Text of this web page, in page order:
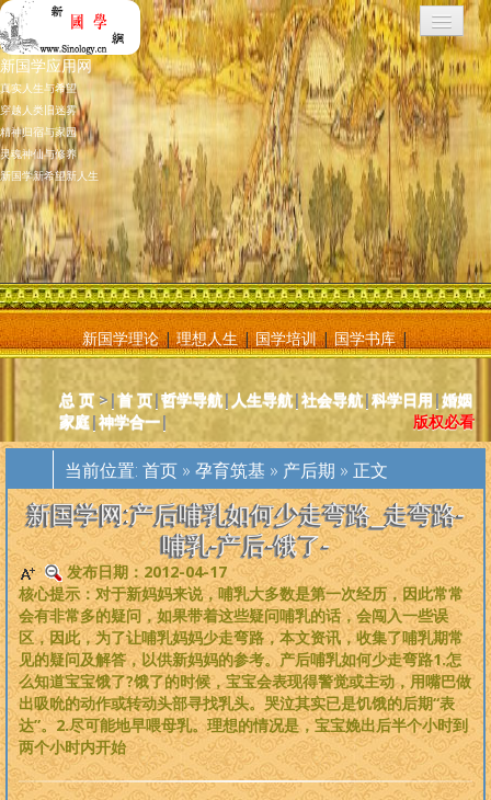
新国学应用网
真实人生与希望
穿越人类旧迷雾
精神归宿与家园
灵魂神仙与修养
新国学新希望新人生
新国学理论|理想人生|国学培训|国学书库|
新国学应用网是将新国学理论付诸应用的地方，新国学理论及其核心
基元学十分庞大复杂，特别是社会学部分和自然科学部分对于大多数
人而言因基础知识不够而难以理解。新国学应用网则将复杂的原理和
逻辑，简化为相对易懂和利于人们日常使用的内容方法。主要分为人
体人生、宗教、神灵、社会常识和科学常识。现在，新国学理论已经
是一个非常完备、深度范畴远超旧国学的系统性理论，来吧，每个人
都可以从中获益。
版权必读
刘基元
新国学理论
婴童教育
总 页 >|首 页|哲学导航| 人生导航|社会导航|科学日用 |婚姻
家庭|神学合一| 版权必看
当前位置: 首页 » 孕育筑基 » 产后期 » 正文
新国学网:产后哺乳如何少走弯路_走弯路-
哺乳-产后-饿了-
发布日期：2012-04-17
核心提示：对于新妈妈来说，哺乳大多数是第一次经历，因此常常
会有非常多的疑问，如果带着这些疑问哺乳的话，会闯入一些误
区，因此，为了让哺乳妈妈少走弯路，本文资讯，收集了哺乳期常
见的疑问及解答，以供新妈妈的参考。产后哺乳如何少走弯路1.怎
么知道宝宝饿了?饿了的时候，宝宝会表现得警觉或主动，用嘴巴做
出吸吮的动作或转动头部寻找乳头。哭泣其实已是饥饿的后期“表
达”。2.尽可能地早喂母乳。理想的情况是，宝宝娩出后半个小时到
两个小时内开始